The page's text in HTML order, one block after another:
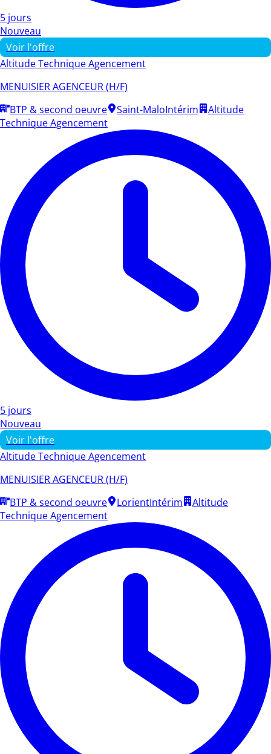
5 jours
Nouveau
Voir l'offre
Altitude Technique Agencement
MENUISIER AGENCEUR (H/F)
BTP & second oeuvre
Saint-MaloIntérim
Altitude
Technique Agencement
5 jours
Nouveau
Voir l'offre
Altitude Technique Agencement
MENUISIER AGENCEUR (H/F)
BTP & second oeuvre
LorientIntérim
Altitude
Technique Agencement